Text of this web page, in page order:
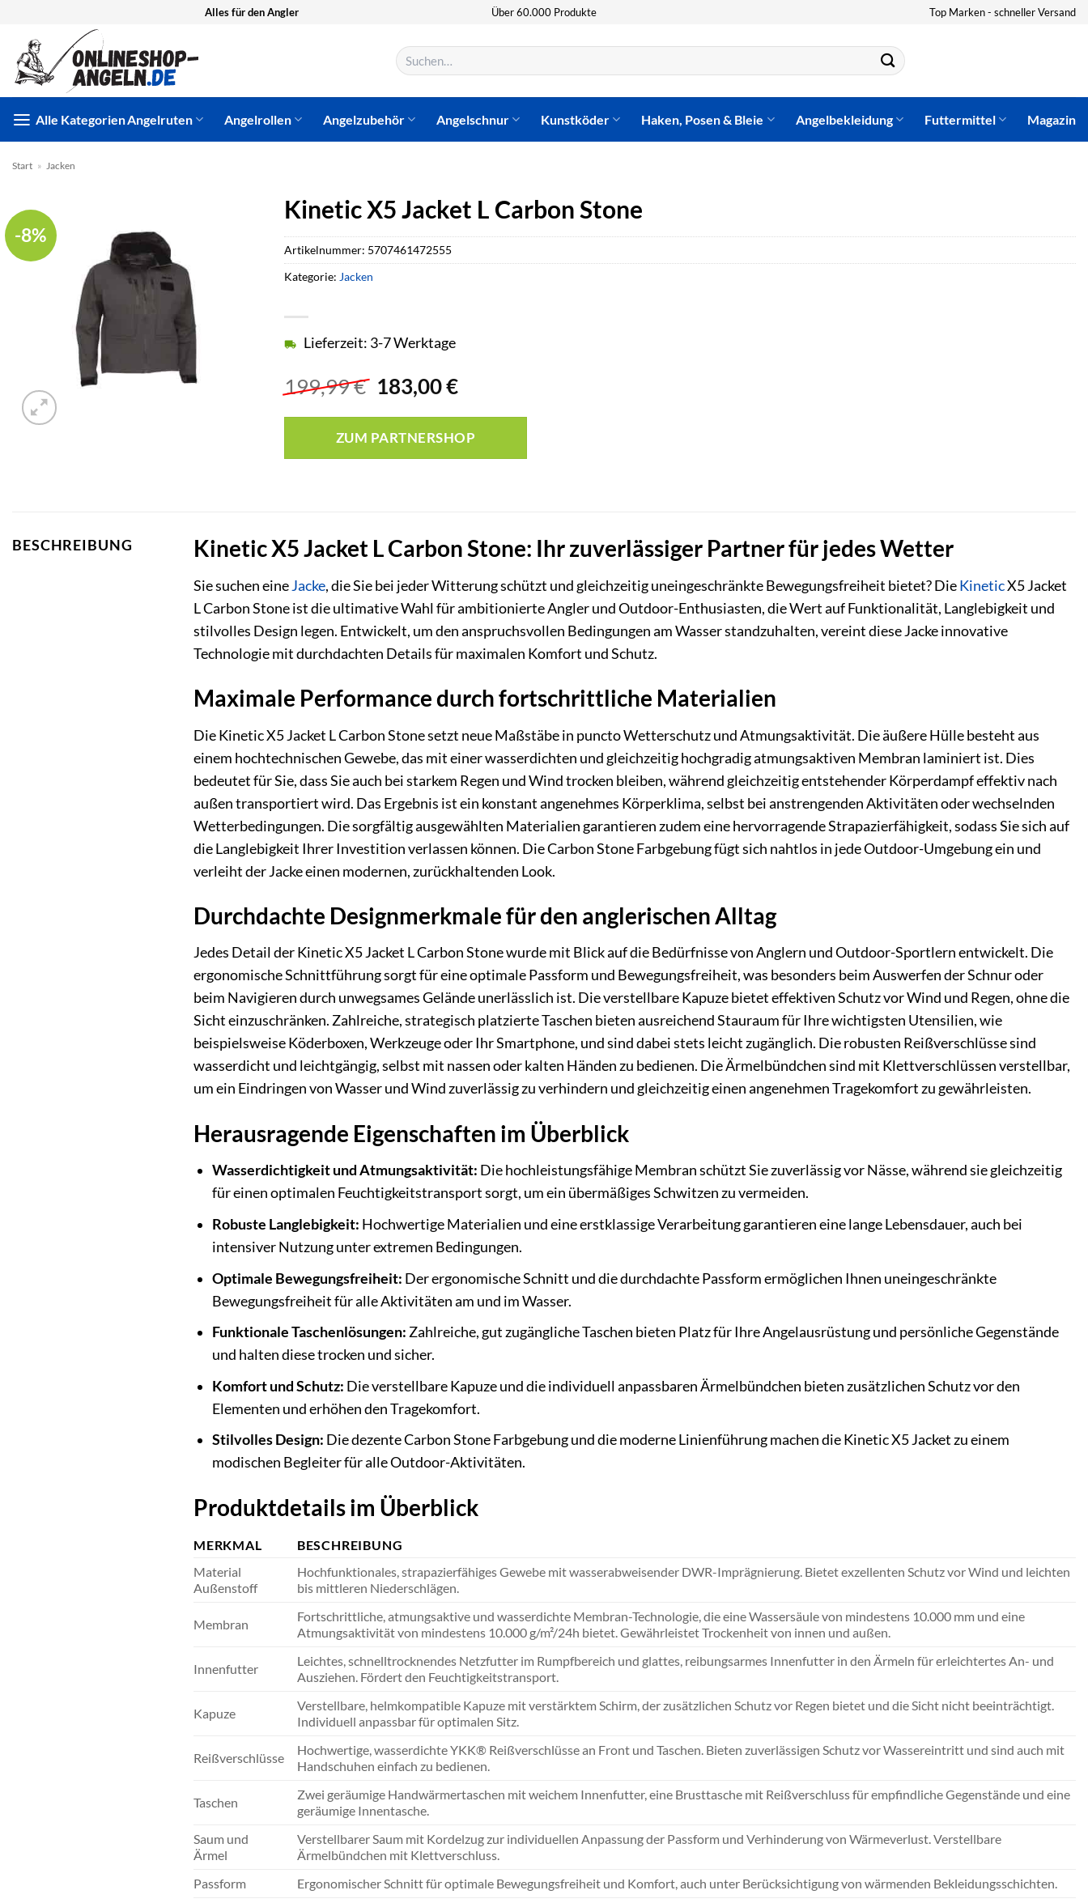
springen
Alles für den Angler Über 60.000 Produkte Top Marken - schneller Versand
Suchen
nach:
Alle KategorienAngelruten Angelrollen Angelzubehör Angelschnur Kunstköder Haken, Posen & Bleie Angelbekleidung Futtermittel Magazin
Start » Jacken
-8%
Kinetic X5 Jacket L Carbon Stone
199,99€ Ursprünglicher
Preis
war:
199,99 €
183,00€Aktueller
ist:
183,00 €.
Lieferzeit: 3-7 Werktage
ZUM PARTNERSHOP
Artikelnummer: 5707461472555
Kategorie: Jacken
BESCHREIBUNG Kinetic X5 Jacket L Carbon Stone: Ihr zuverlässiger Partner für jedes Wetter
Sie suchen eineJacke, die Sie bei jeder Witterung schützt und gleichzeitig uneingeschränkte Bewegungsfreiheit bietet? DieKineticX5 Jacket
L Carbon Stone ist die ultimative Wahl für ambitionierte Angler und Outdoor-Enthusiasten, die Wert auf Funktionalität, Langlebigkeit und
stilvolles Design legen. Entwickelt, um den anspruchsvollen Bedingungen am Wasser standzuhalten, vereint diese Jacke innovative
Technologie mit durchdachten Details für maximalen Komfort und Schutz.
Maximale Performance durch fortschrittliche Materialien
Die Kinetic X5 Jacket L Carbon Stone setzt neue Maßstäbe in puncto Wetterschutz und Atmungsaktivität. Die äußere Hülle besteht aus
einem hochtechnischen Gewebe, das mit einer wasserdichten und gleichzeitig hochgradig atmungsaktiven Membran laminiert ist. Dies
bedeutet für Sie, dass Sie auch bei starkem Regen und Wind trocken bleiben, während gleichzeitig entstehender Körperdampf effektiv nach
außen transportiert wird. Das Ergebnis ist ein konstant angenehmes Körperklima, selbst bei anstrengenden Aktivitäten oder wechselnden
Wetterbedingungen. Die sorgfältig ausgewählten Materialien garantieren zudem eine hervorragende Strapazierfähigkeit, sodass Sie sich auf
die Langlebigkeit Ihrer Investition verlassen können. Die Carbon Stone Farbgebung fügt sich nahtlos in jede Outdoor-Umgebung ein und
verleiht der Jacke einen modernen, zurückhaltenden Look.
Durchdachte Designmerkmale für den anglerischen Alltag
Jedes Detail der Kinetic X5 Jacket L Carbon Stone wurde mit Blick auf die Bedürfnisse von Anglern und Outdoor-Sportlern entwickelt. Die
ergonomische Schnittführung sorgt für eine optimale Passform und Bewegungsfreiheit, was besonders beim Auswerfen der Schnur oder
beim Navigieren durch unwegsames Gelände unerlässlich ist. Die verstellbare Kapuze bietet effektiven Schutz vor Wind und Regen, ohne die
Sicht einzuschränken. Zahlreiche, strategisch platzierte Taschen bieten ausreichend Stauraum für Ihre wichtigsten Utensilien, wie
beispielsweise Köderboxen, Werkzeuge oder Ihr Smartphone, und sind dabei stets leicht zugänglich. Die robusten Reißverschlüsse sind
wasserdicht und leichtgängig, selbst mit nassen oder kalten Händen zu bedienen. Die Ärmelbündchen sind mit Klettverschlüssen verstellbar,
um ein Eindringen von Wasser und Wind zuverlässig zu verhindern und gleichzeitig einen angenehmen Tragekomfort zu gewährleisten.
Herausragende Eigenschaften im Überblick
Wasserdichtigkeit und Atmungsaktivität: Die hochleistungsfähige Membran schützt Sie zuverlässig vor Nässe, während sie gleichzeitig
für einen optimalen Feuchtigkeitstransport sorgt, um ein übermäßiges Schwitzen zu vermeiden.
Robuste Langlebigkeit: Hochwertige Materialien und eine erstklassige Verarbeitung garantieren eine lange Lebensdauer, auch bei
intensiver Nutzung unter extremen Bedingungen.
Optimale Bewegungsfreiheit: Der ergonomische Schnitt und die durchdachte Passform ermöglichen Ihnen uneingeschränkte
Bewegungsfreiheit für alle Aktivitäten am und im Wasser.
Funktionale Taschenlösungen: Zahlreiche, gut zugängliche Taschen bieten Platz für Ihre Angelausrüstung und persönliche Gegenstände
und halten diese trocken und sicher.
Komfort und Schutz: Die verstellbare Kapuze und die individuell anpassbaren Ärmelbündchen bieten zusätzlichen Schutz vor den
Elementen und erhöhen den Tragekomfort.
Stilvolles Design: Die dezente Carbon Stone Farbgebung und die moderne Linienführung machen die Kinetic X5 Jacket zu einem
modischen Begleiter für alle Outdoor-Aktivitäten.
Produktdetails im Überblick
MERKMAL
BESCHREIBUNG
Material
Außenstoff
Hochfunktionales, strapazierfähiges Gewebe mit wasserabweisender DWR-Imprägnierung. Bietet exzellenten Schutz vor Wind und leichten
bis mittleren Niederschlägen.
Membran
Fortschrittliche, atmungsaktive und wasserdichte Membran-Technologie, die eine Wassersäule von mindestens 10.000 mm und eine
Atmungsaktivität von mindestens 10.000 g/m²/24h bietet. Gewährleistet Trockenheit von innen und außen.
Innenfutter
Leichtes, schnelltrocknendes Netzfutter im Rumpfbereich und glattes, reibungsarmes Innenfutter in den Ärmeln für erleichtertes An- und
Ausziehen. Fördert den Feuchtigkeitstransport.
Kapuze
Verstellbare, helmkompatible Kapuze mit verstärktem Schirm, der zusätzlichen Schutz vor Regen bietet und die Sicht nicht beeinträchtigt.
Individuell anpassbar für optimalen Sitz.
Reißverschlüsse
Hochwertige, wasserdichte YKK® Reißverschlüsse an Front und Taschen. Bieten zuverlässigen Schutz vor Wassereintritt und sind auch mit
Handschuhen einfach zu bedienen.
Taschen
Zwei geräumige Handwärmertaschen mit weichem Innenfutter, eine Brusttasche mit Reißverschluss für empfindliche Gegenstände und eine
geräumige Innentasche.
Saum und
Ärmel
Verstellbarer Saum mit Kordelzug zur individuellen Anpassung der Passform und Verhinderung von Wärmeverlust. Verstellbare
Ärmelbündchen mit Klettverschluss.
Passform
Ergonomischer Schnitt für optimale Bewegungsfreiheit und Komfort, auch unter Berücksichtigung von wärmenden Bekleidungsschichten.